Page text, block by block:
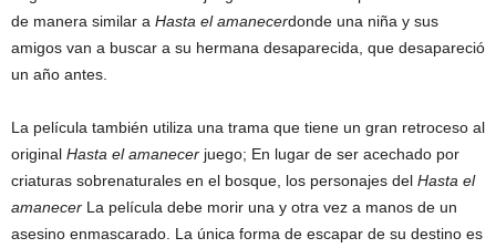
de manera similar a Hasta el amanecerdonde una niña y sus
amigos van a buscar a su hermana desaparecida, que desapareció
un año antes.
La película también utiliza una trama que tiene un gran retroceso al
original Hasta el amanecer juego; En lugar de ser acechado por
criaturas sobrenaturales en el bosque, los personajes del Hasta el
amanecer La película debe morir una y otra vez a manos de un
asesino enmascarado. La única forma de escapar de su destino es